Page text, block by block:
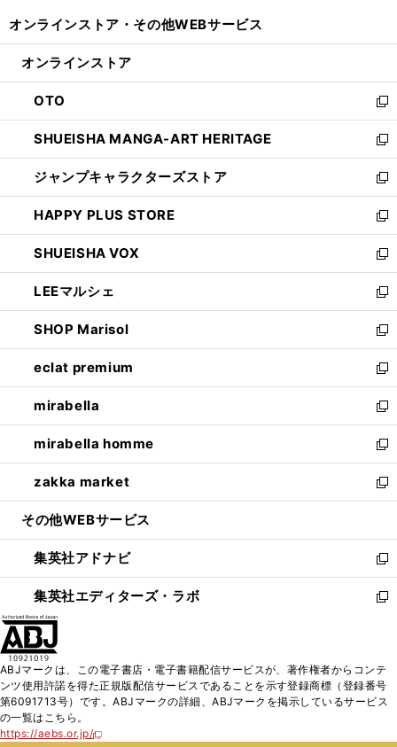
開
ン
ウ
で
開
く
ウ
ン
ド
ウ
で
開
く
オンラインストア・ その他WEBサービス
オンラインストア
OTO
新
し
い
ウ
ィ
ン
ド
ウ
で
開
く
SHUEISHA MANGA-ART HERITAGE
新
し
い
ウ
ィ
ン
ド
ウ
で
開
く
ジャンプキャラクターズストア
新
し
い
ウ
ィ
ン
ド
ウ
で
開
く
HAPPY PLUS STORE
新
し
い
ウ
ィ
ン
ド
ウ
で
開
く
SHUEISHA VOX
新
し
い
ウ
ィ
ン
ド
ウ
で
開
く
LEEマルシェ
新
し
い
ウ
ィ
ン
ド
ウ
で
開
く
SHOP Marisol
新
し
い
ウ
ィ
ン
ド
ウ
で
開
eclat premium
新
し
い
ウ
ィ
ン
ド
ウ
開
く
mirabella
新
し
い
ウ
ィ
ン
ウ
で
開
く
mirabella homme
新
し
い
ウ
ン
ド
ウ
で
zakka market
新
し
ウ
ィ
ン
ド
く
その他WEBサービス
集英社アドナビ
新
し
い
ド
ウ
で
集英社エディターズ・ラボ
新
ィ
ン
ABJマークは、この電子書店・電子書籍配信サービスが、著作権者からコンテ
ンツ使用許諾を得た正規版配信サービスであることを示す登録商標（登録番号
第6091713号）です。ABJマークの詳細、ABJマークを掲示しているサービス
の一覧はこちら。
https://aebs.or.jp/
新